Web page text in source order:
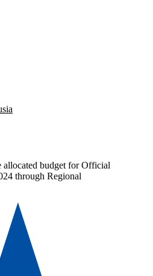
allocated budget for Official
through Regional